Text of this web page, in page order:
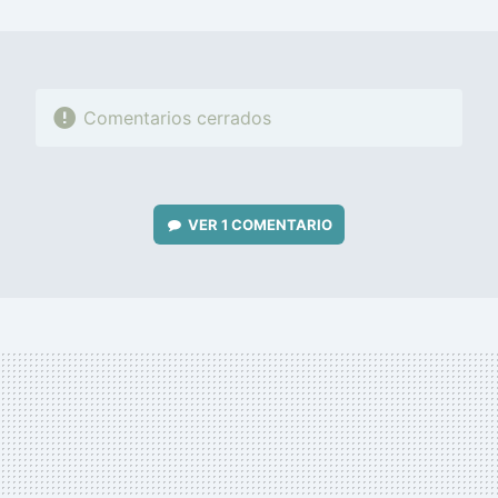
Comentarios cerrados
VER 1 COMENTARIO